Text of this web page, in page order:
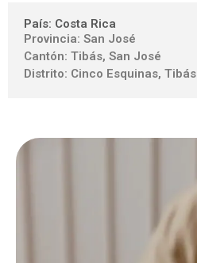
País: Costa Rica
Provincia: San José
Cantón: Tibás, San José
Distrito: Cinco Esquinas, Tibás